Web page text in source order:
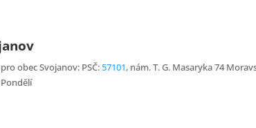
obec Svojanov: PSČ:57101, nám. T. G. Masaryka 74